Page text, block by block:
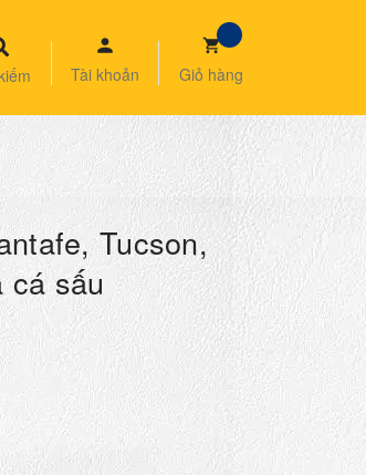
Tài khoản Giỏ hàng
Tucson,
cá sấu